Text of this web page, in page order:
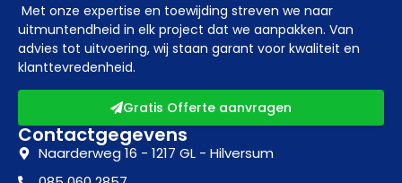
Met onze expertise en toewijding streven we naar
uitmuntendheid in elk project dat we aanpakken. Van
advies tot uitvoering, wij staan garant voor kwaliteit en
klanttevredenheid.
Gratis Offerte aanvragen
Contactgegevens
Naarderweg 16 - 1217 GL - Hilversum